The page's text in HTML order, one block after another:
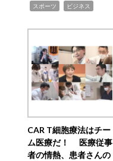
スポーツ ビジネス
CAR T細胞療法はチー
ム医療だ！ 医療従事
者の情熱、患者さんの